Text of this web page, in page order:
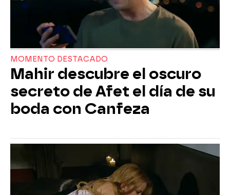
MOMENTO DESTACADO
Mahir descubre el oscuro
secreto de Afet el día de su
boda con Canfeza